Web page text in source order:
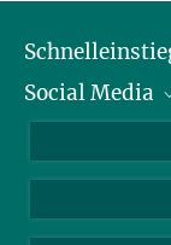
Alumni
Fördernde
Social Media
Bluesky
Facebook